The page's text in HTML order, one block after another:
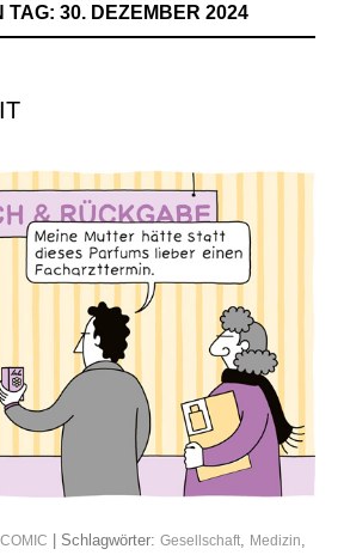
TAG: 30. DEZEMBER 2024
| Schlagwörter: Gesellschaft Medizin